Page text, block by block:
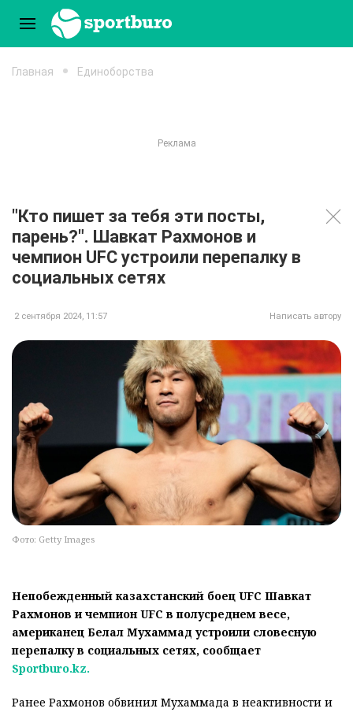
Главная Единоборства
"Кто пишет за тебя эти посты,
парень?". Шавкат Рахмонов и
чемпион UFC устроили перепалку в
социальных сетях
2 сентября 2024, 11:57 Написать автору
Фото: Getty Images
Непобежденный казахстанский боец UFC Шавкат
Рахмонов и чемпион UFC в полусреднем весе,
американец Белал Мухаммад устроили словесную
перепалку в социальных сетях, сообщает
Sportburo.kz.
Ранее Рахмонов обвинил Мухаммада в неактивности и